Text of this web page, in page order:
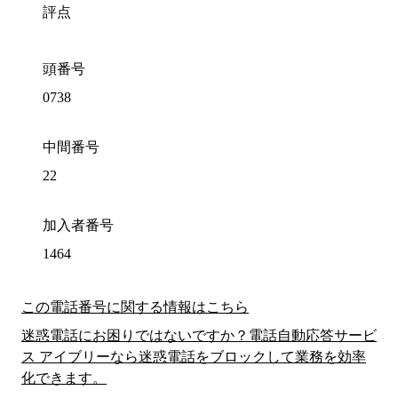
評点
頭番号
0738
中間番号
22
加入者番号
1464
この電話番号に関する情報はこちら
迷惑電話にお困りではないですか？電話自動応答サービ
ス アイブリーなら迷惑電話をブロックして業務を効率
化できます。